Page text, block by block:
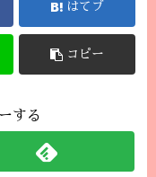
はてブ
コピー
する